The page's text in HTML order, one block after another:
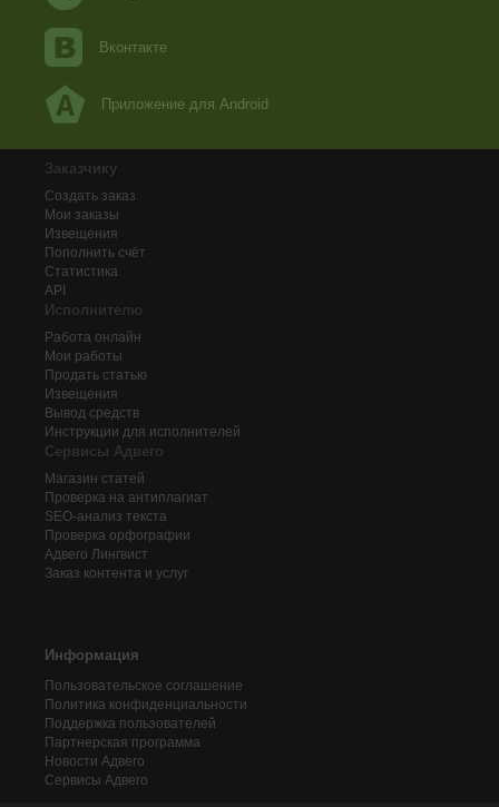
Вконтакте
Приложение для Android
Заказчику
Создать заказ
Мои заказы
Извещения
Пополнить счёт
Статистика
API
Исполнителю
Работа онлайн
Мои работы
Продать статью
Извещения
Вывод средств
Инструкции для исполнителей
Сервисы Адвего
Магазин статей
Проверка на антиплагиат
SEO-анализ текста
Проверка орфографии
Адвего Лингвист
Заказ контента и услуг
Информация
Пользовательское соглашение
Политика конфиденциальности
Поддержка пользователей
Партнерская программа
Новости Адвего
Сервисы Адвего